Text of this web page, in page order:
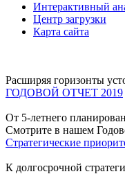
Интерактивный
Центр загрузки
Карта сайта
Расширяя горизонты
ГОДОВОЙ ОТЧЕТ 2019
От 5-летнего
Смотрите в нашем
Стратегические
К долгосрочной